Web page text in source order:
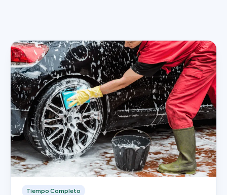
Tiempo Completo